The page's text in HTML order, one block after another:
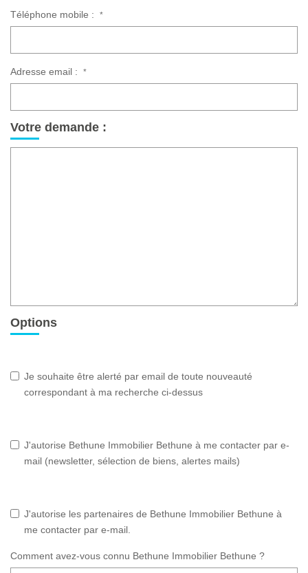
Téléphone mobile : *
Adresse email : *
Votre demande :
Options
Je souhaite être alerté par email de toute nouveauté
correspondant à ma recherche ci-dessus
J'autorise Bethune Immobilier Bethune à me contacter par e-
mail (newsletter, sélection de biens, alertes mails)
J'autorise les partenaires de Bethune Immobilier Bethune à
me contacter par e-mail.
Comment avez-vous connu Bethune Immobilier Bethune ?